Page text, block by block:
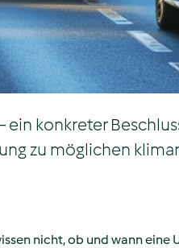
konkreter
zu möglichen
nicht, ob und wann eine